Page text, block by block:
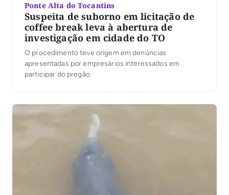
Ponte Alta do Tocantins
Suspeita de suborno em licitação de
coffee break leva à abertura de
investigação em cidade do TO
O procedimento teve origem em denúncias
apresentadas por empresários interessados em
participar do pregão.